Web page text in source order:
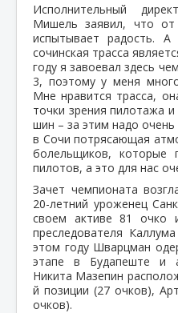
Исполнительный
Мишель заявил, что
испытывает радость.
сочинская трасса
году я завоевал здесь
3, поэтому у меня
Мне нравится трасса,
точки зрения пилотажа
шин – за этим надо
в Сочи потрясающая
болельщиков, которые
пилотов, а это для нас
Зачет чемпионата
20-летний уроженец
своем активе 81 очко
преследователя
этом году Шварцман
этапе в Будапеште и
Никита Мазепин
й позиции (27 очков),
очков).